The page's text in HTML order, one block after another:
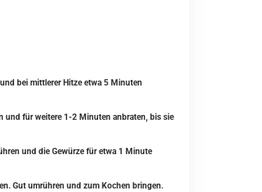
bei mittlerer Hitze etwa 5 Minuten
und für weitere 1-2 Minuten anbraten, bis sie
und die Gewürze für etwa 1 Minute
Gut umrühren und zum Kochen bringen.